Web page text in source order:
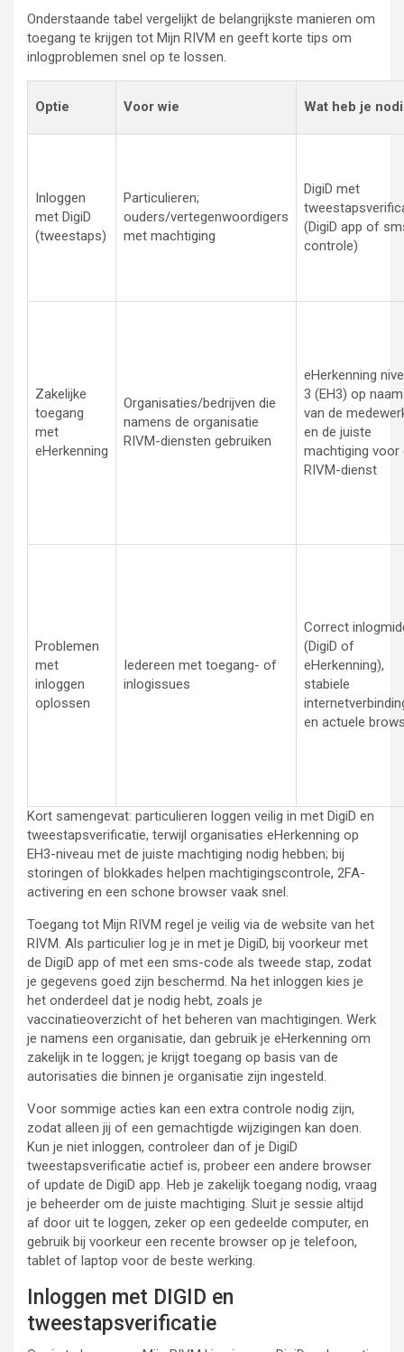
Onderstaande tabel vergelijkt de belangrijkste manieren om
toegang te krijgen tot Mijn RIVM en geeft korte tips om
inlogproblemen snel op te lossen.
Optie Voor wie Wat heb je
Inloggen
met DigiD
(tweestaps)
Particulieren;
ouders/vertegenwoordigers
met machtiging
DigiD met
(DigiD app of
controle)
Zakelijke
toegang
met
eHerkenning
Organisaties/bedrijven die
namens de organisatie
RIVM-diensten gebruiken
eHerkenning
3 (EH3) op naam
van de
en de juiste
machtiging voor
RIVM-dienst
Problemen
met
inloggen
oplossen
Iedereen met toegang- of
inlogissues
Correct
(DigiD of
eHerkenning),
stabiele
en actuele
Kort samengevat: particulieren loggen veilig in met DigiD en
tweestapsverificatie, terwijl organisaties eHerkenning op
EH3-niveau met de juiste machtiging nodig hebben; bij
storingen of blokkades helpen machtigingscontrole, 2FA-
activering en een schone browser vaak snel.
Toegang tot Mijn RIVM regel je veilig via de website van het
RIVM. Als particulier log je in met je DigiD, bij voorkeur met
de DigiD app of met een sms-code als tweede stap, zodat
je gegevens goed zijn beschermd. Na het inloggen kies je
het onderdeel dat je nodig hebt, zoals je
vaccinatieoverzicht of het beheren van machtigingen. Werk
je namens een organisatie, dan gebruik je eHerkenning om
zakelijk in te loggen; je krijgt toegang op basis van de
autorisaties die binnen je organisatie zijn ingesteld.
Voor sommige acties kan een extra controle nodig zijn,
zodat alleen jij of een gemachtigde wijzigingen kan doen.
Kun je niet inloggen, controleer dan of je DigiD
tweestapsverificatie actief is, probeer een andere browser
of update de DigiD app. Heb je zakelijk toegang nodig, vraag
je beheerder om de juiste machtiging. Sluit je sessie altijd
af door uit te loggen, zeker op een gedeelde computer, en
gebruik bij voorkeur een recente browser op je telefoon,
tablet of laptop voor de beste werking.
Inloggen met DIGID en
tweestapsverificatie